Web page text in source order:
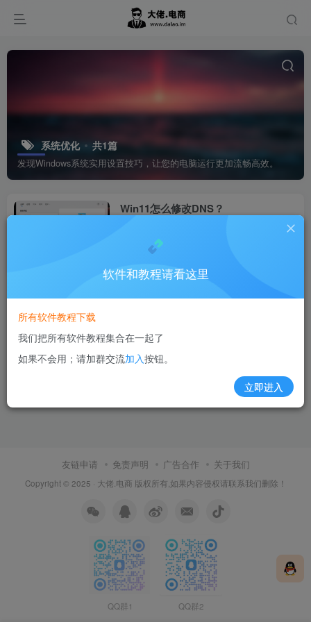
系统优化 共1篇
发现Windows系统实用设置技巧，让您的电脑运行更加流畅高效。
Win11怎么修改DNS？
小知识
友链申请 免责声明 广告合作 关于我们
Copyright © 2025 · 大佬.电商 版权所有,如果内容侵权请联系我们删除！
QQ群1 QQ群2
软件和教程请看这里
所有软件教程下载
我们把所有软件教程集合在一起了
如果不会用；请加群交流加入按钮。
立即进入